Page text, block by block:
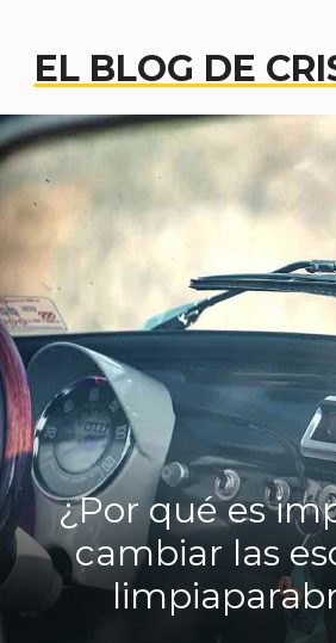
EL BLOG DE
¿Por qué es
cambiar las